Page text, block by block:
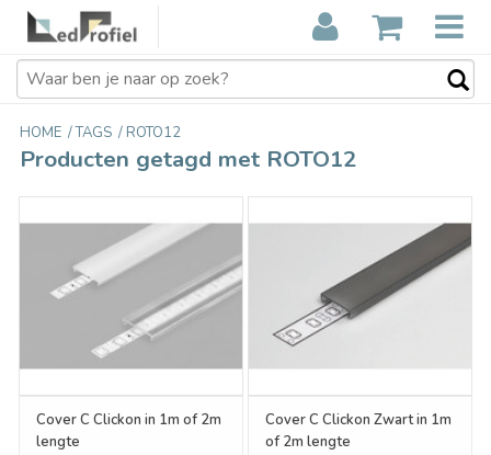
HOME /TAGS / ROTO12
Producten getagd met ROTO12
Cover C Clickon in 1m of 2m
lengte
Cover C Clickon Zwart in 1m
of 2m lengte